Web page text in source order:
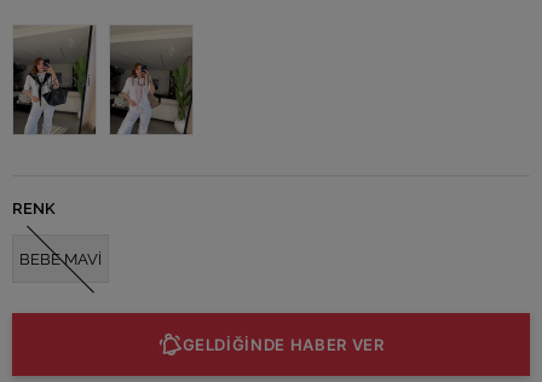
Tükendi Tükendi
RENK
BEBE MAVİ
GELDİĞİNDE HABER VER